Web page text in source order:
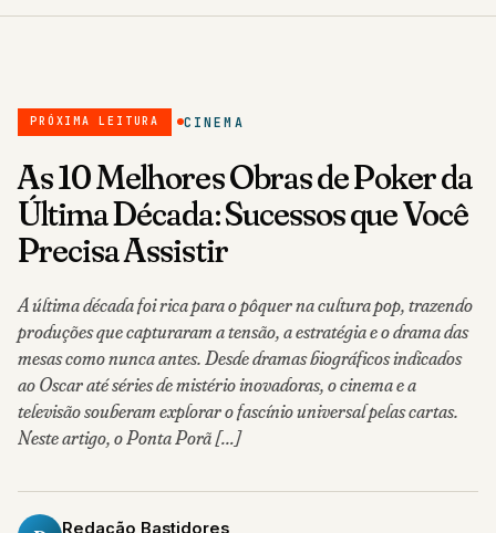
PRÓXIMA LEITURA CINEMA
As 10 Melhores Obras de Poker da
Última Década: Sucessos que Você
Precisa Assistir
A última década foi rica para o pôquer na cultura pop, trazendo
produções que capturaram a tensão, a estratégia e o drama das
mesas como nunca antes. Desde dramas biográficos indicados
ao Oscar até séries de mistério inovadoras, o cinema e a
televisão souberam explorar o fascínio universal pelas cartas.
Neste artigo, o Ponta Porã […]